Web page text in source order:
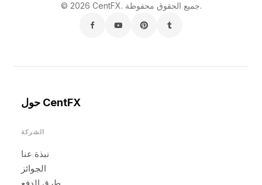
© 2026 CentFX. جميع الحقوق محفوظة.
حول CentFX
الشركة
نبذة عنا
الجوائز